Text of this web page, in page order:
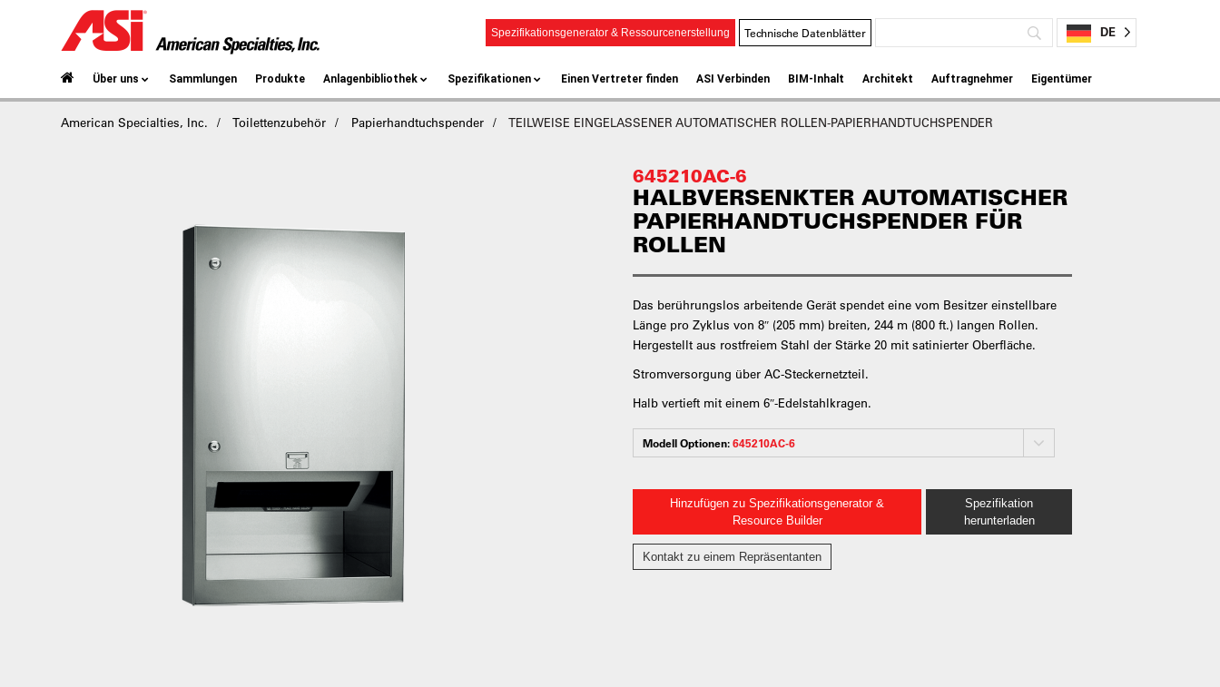
Spezifikationsgenerator & Ressourcenerstellung Technische Datenblätter DE
Über uns Sammlungen Produkte Anlagenbibliothek Spezifikationen Einen Vertreter finden ASI Verbinden BIM-Inhalt Architekt Auftragnehmer Eigentümer
American Specialties, Inc. Toilettenzubehör Papierhandtuchspender TEILWEISE EINGELASSENER AUTOMATISCHER ROLLEN-PAPIERHANDTUCHSPENDER
645210AC-6
HALBVERSENKTER AUTOMATISCHER
PAPIERHANDTUCHSPENDER FÜR
ROLLEN
Das berührungslos arbeitende Gerät spendet eine vom Besitzer einstellbare
Länge pro Zyklus von 8″ (205 mm) breiten, 244 m (800 ft.) langen Rollen.
Hergestellt aus rostfreiem Stahl der Stärke 20 mit satinierter Oberfläche.
Stromversorgung über AC-Steckernetzteil.
Halb vertieft mit einem 6″-Edelstahlkragen.
Modell Optionen:645210AC-6
Hinzufügen zu Spezifikationsgenerator &
Resource Builder
Spezifikation
herunterladen
Kontakt zu einem Repräsentanten